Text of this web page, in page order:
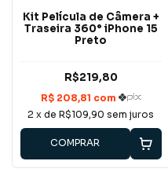
Kit Película de Câmera +
Traseira 360° iPhone 15
Preto
R$219,80
2 x deR$109,90 sem juros
COMPRAR